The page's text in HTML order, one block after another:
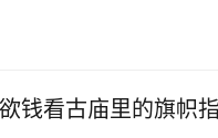
钱看古庙里的旗帜